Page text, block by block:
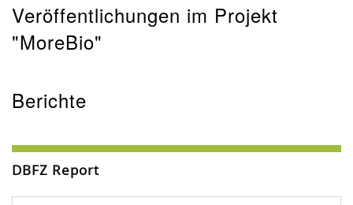
Veröffentlichungen im Projekt
"MoreBio"
Berichte
DBFZ Report